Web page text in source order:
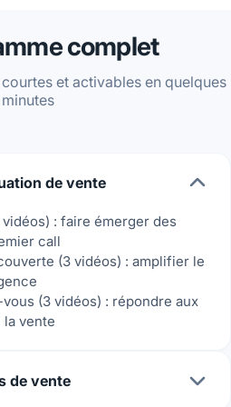
complet
et activables en quelques
minutes
de vente
: faire émerger des
call
(3 vidéos) : amplifier le
(3 vidéos) : répondre aux
vente
de vente